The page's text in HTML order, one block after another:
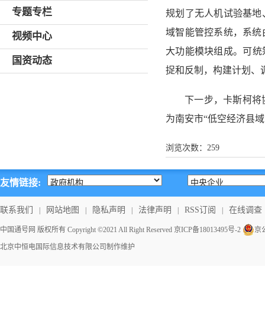
专题专栏
视频中心
国资动态
规划了无人机试验基
域智能管控系统，系
大功能模块组成。可
捉和反制，构建计划、
下一步，卡斯柯将
为南安市“低空经济县
浏览次数： 259
友情链接:
联系我们 网站地图 隐私声明 法律声明 RSS订阅 在线调查
中国通号网 版权所有 Copyright ©2021 All Right Reserved 京ICP备18013495号-2 京
北京中恒电国际信息技术有限公司 制作维护